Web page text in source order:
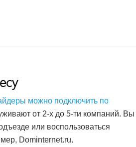
можно подключить по
от 2-х до 5-ти компаний. Вы
или воспользоваться
Dominternet.ru.